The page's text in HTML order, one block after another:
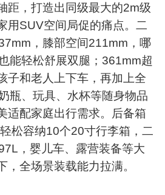
距，打造出同级最大的2m级
用SUV空间局促的痛点。二
，膝部空间211mm，哪
能轻松舒展双腿；361mm超
子和老人上下车，再加上全
瓶、玩具、水杯等随身物品
适配家庭出行需求。后备箱
松容纳10个20寸行李箱，二
，婴儿车、露营装备等大
，全场景装载能力拉满。